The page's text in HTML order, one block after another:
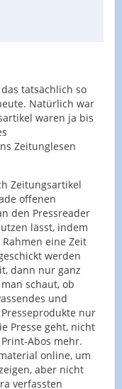
tatsächlich so
Natürlich war
waren ja bis
Zeitunglesen
Zeitungsartikel
offenen
den Pressreader
lässt, indem
eine Zeit
werden
dann nur ganz
schaut, ob
und
nur
Presse geht, nicht
Abos mehr.
online, um
aber nicht
verfassten